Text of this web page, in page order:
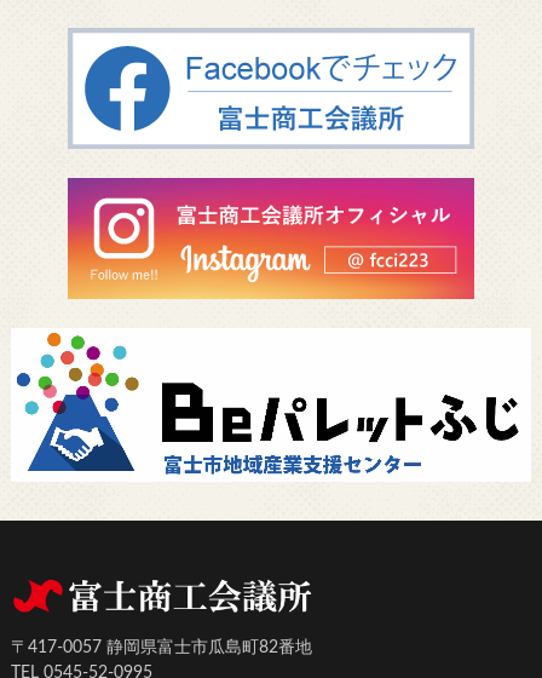
〒417-0057 静岡県富士市瓜島町82番地
TEL 0545-52-0995